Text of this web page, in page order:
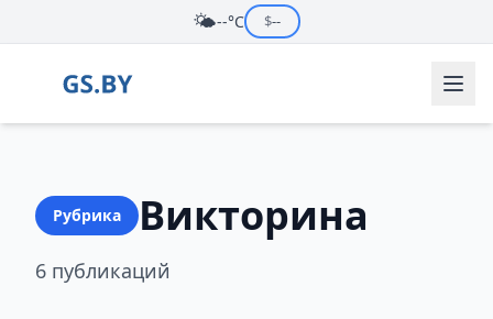
🌤️--°C $--
Рубрика Викторина
6 публикаций